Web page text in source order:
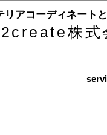
リアコーディネート
株式